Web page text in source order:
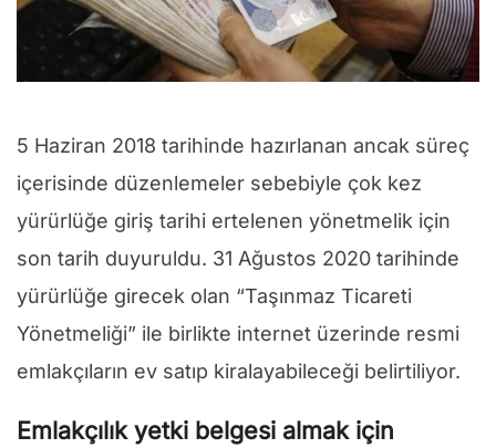
5 Haziran 2018 tarihinde hazırlanan ancak süreç
içerisinde düzenlemeler sebebiyle çok kez
yürürlüğe giriş tarihi ertelenen yönetmelik için
son tarih duyuruldu. 31 Ağustos 2020 tarihinde
yürürlüğe girecek olan “Taşınmaz Ticareti
Yönetmeliği” ile birlikte internet üzerinde resmi
emlakçıların ev satıp kiralayabileceği belirtiliyor.
Emlakçılık yetki belgesi almak için